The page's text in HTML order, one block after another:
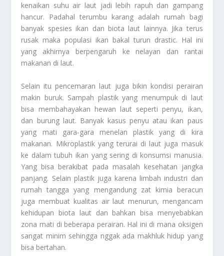
kenaikan suhu air laut jadi lebih rapuh dan gampang
hancur. Padahal terumbu karang adalah rumah bagi
banyak spesies ikan dan biota laut lainnya. Jika terus
rusak maka populasi ikan bakal turun drastic. Hal ini
yang akhirnya berpengaruh ke nelayan dan rantai
makanan di laut.
Selain itu pencemaran laut juga bikin kondisi perairan
makin buruk. Sampah plastik yang menumpuk di laut
bisa membahayakan hewan laut seperti penyu, ikan,
dan burung laut. Banyak kasus penyu atau ikan paus
yang mati gara-gara menelan plastik yang di kira
makanan. Mikroplastik yang terurai di laut juga masuk
ke dalam tubuh ikan yang sering di konsumsi manusia.
Yang bisa berakibat pada masalah kesehatan jangka
panjang. Selain plastik juga karena limbah industri dan
rumah tangga yang mengandung zat kimia beracun
juga membuat kualitas air laut menurun, mengancam
kehidupan biota laut dan bahkan bisa menyebabkan
zona mati di beberapa perairan. Hal ini di mana oksigen
sangat minim sehingga nggak ada makhluk hidup yang
bisa bertahan.